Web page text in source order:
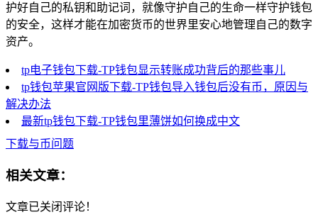
护好自己的私钥和助记词，就像守护自己的生命一样守护钱包
的安全，这样才能在加密货币的世界里安心地管理自己的数字
资产。
tp电子钱包下载-TP钱包显示转账成功背后的那些事儿
tp钱包苹果官网版下载-TP钱包导入钱包后没有币，原因与
解决办法
最新tp钱包下载-TP钱包里薄饼如何换成中文
下载与币问题
相关文章：
文章已关闭评论！